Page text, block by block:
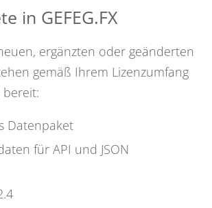
in GEFEG.FX
ergänzten oder geänderten
gemäß Ihrem Lizenzumfang
Datenpaket
für API und JSON